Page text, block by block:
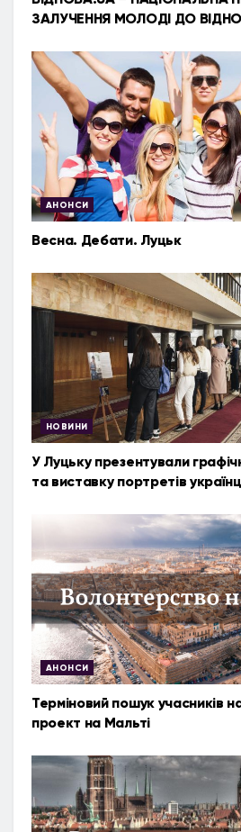
ЗАЛУЧЕННЯ МОЛОДІ ДО
АНОНСИ
Весна. Дебати. Луцьк
НОВИНИ
У Луцьку презентували
та виставку портретів
АНОНСИ
Терміновий пошук учасників
проект на Мальті